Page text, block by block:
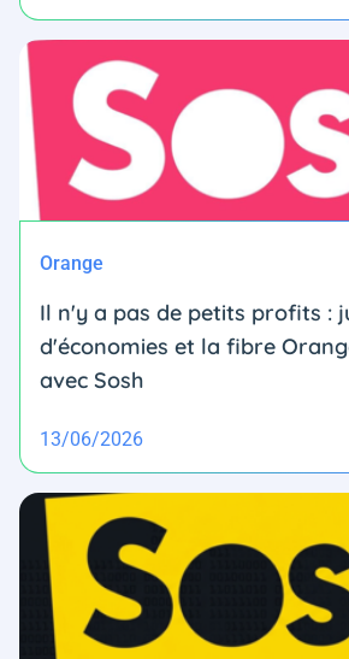
Orange
Il n'y a pas de petits profits :
d'économies et la fibre
avec Sosh
13/06/2026